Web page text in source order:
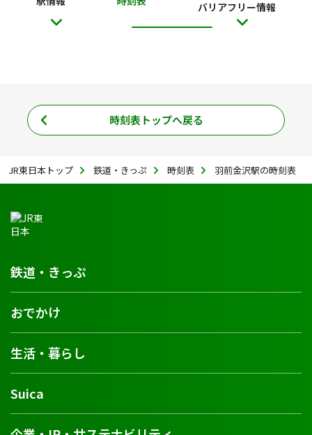
バリアフリー情報
時刻表トップへ戻る
JR東日本トップ 鉄道・きっぷ 時刻表 羽前金沢駅の時刻表
鉄道・きっぷ
おでかけ
生活・暮らし
Suica